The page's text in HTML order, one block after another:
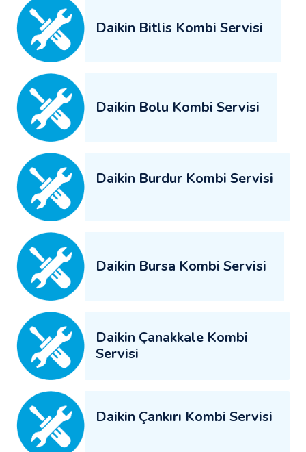
Daikin Bitlis Kombi Servisi
Daikin Bolu Kombi Servisi
Daikin Burdur Kombi Servisi
Daikin Bursa Kombi Servisi
Daikin Çanakkale Kombi
Servisi
Daikin Çankırı Kombi Servisi